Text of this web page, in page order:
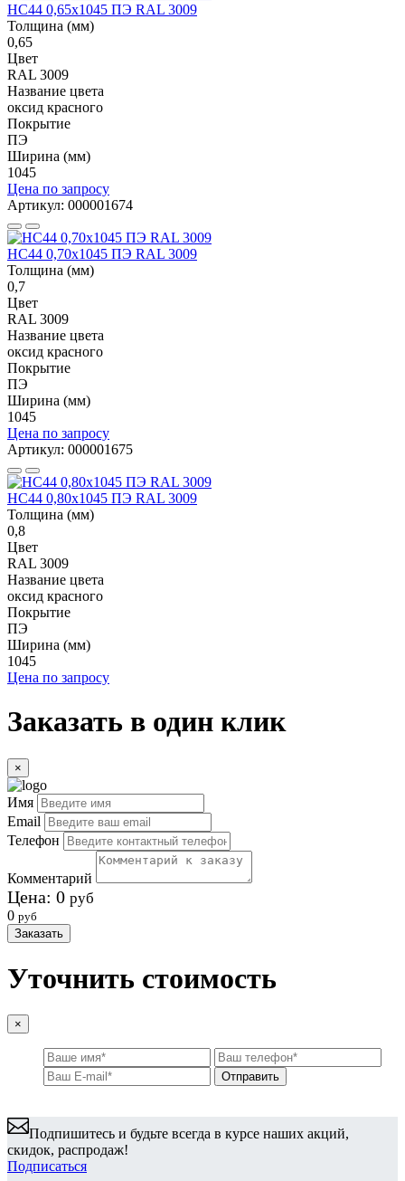
НС44 0,65x1045 ПЭ RAL 3009
Толщина (мм)
0,65
Цвет
RAL 3009
Название цвета
оксид красного
Покрытие
ПЭ
Ширина (мм)
1045
Цена по запросу
Артикул: 000001674
НС44 0,70x1045 ПЭ RAL 3009
Толщина (мм)
0,7
Цвет
RAL 3009
Название цвета
оксид красного
Покрытие
ПЭ
Ширина (мм)
1045
Цена по запросу
Артикул: 000001675
НС44 0,80x1045 ПЭ RAL 3009
Толщина (мм)
0,8
Цвет
RAL 3009
Название цвета
оксид красного
Покрытие
ПЭ
Ширина (мм)
1045
Цена по запросу
Заказать в один клик
×
Имя
Email
Телефон
Комментарий
Цена: 0 руб
0 руб
Заказать
Уточнить стоимость
×
Подпишитесь и будьте всегда в курсе наших акций,
скидок, распродаж!
Подписаться